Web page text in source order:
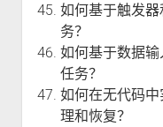
如何基于触发
务？
如何基于数据
任务？
如何在无代码
理和恢复？